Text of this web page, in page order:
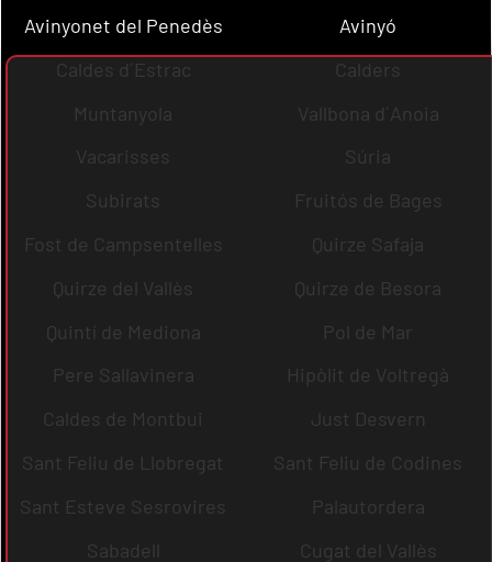
Avinyonet del Penedès
Avinyó
Caldes d´Estrac
Calders
Muntanyola
Vallbona d´Anoia
Vacarisses
Súria
Subirats
Fruitós de Bages
Fost de Campsentelles
Quirze Safaja
Quirze del Vallès
Quirze de Besora
Quintí de Mediona
Pol de Mar
Pere Sallavinera
Hipòlit de Voltregà
Caldes de Montbui
Just Desvern
Sant Feliu de Llobregat
Sant Feliu de Codines
Sant Esteve Sesrovires
Palautordera
Sabadell
Cugat del Vallès